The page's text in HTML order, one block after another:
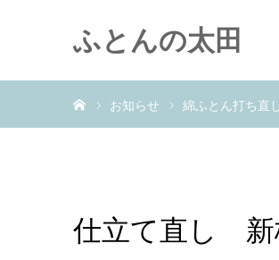
ふとんの太田
お知らせ 綿ふとん打ち直
仕立て直し 新